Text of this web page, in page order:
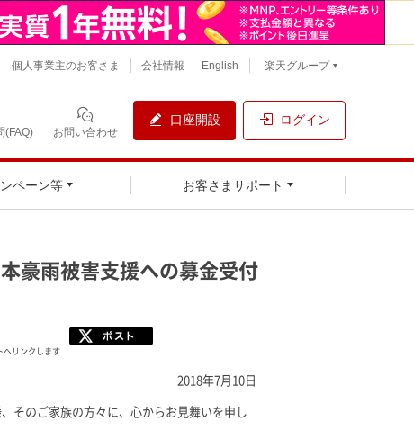
(FAQ) お問い合わせ
口座開設 ログイン
ペーン等 お客さまサポート
個人事業主のお客さま 会社情報 English 楽天グループ
豪雨被害支援への募金受付
リンクします
2018年7月10日
そのご家族の方々に、心からお見舞いを申し